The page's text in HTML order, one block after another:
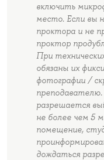
включить
место. Если вы
проктора и не
проктор
При
обязаны их
фотографии /
преподавателю.
разрешается
не более чем 5
помещение,
дождаться